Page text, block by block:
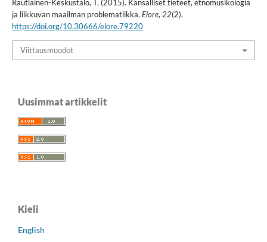
Rautiainen-Keskustalo, T. (2015). Kansalliset tieteet, etnomusikologia
ja liikkuvan maailman problematiikka. Elore, 22(2).
https://doi.org/10.30666/elore.79220
Viittausmuodot
Uusimmat artikkelit
Kieli
English